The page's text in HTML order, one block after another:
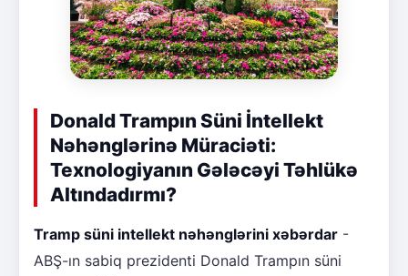
Donald Trampın Süni İntellekt
Nəhənglərinə Müraciəti:
Texnologiyanın Gələcəyi Təhlükə
Altındadırmı?
Tramp süni intellekt nəhənglərini xəbərdar -
ABŞ-ın sabiq prezidenti Donald Trampın süni